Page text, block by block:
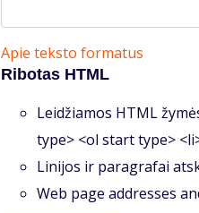
Apie teksto formatus
Ribotas HTML
Leidžiamos HTML
type> <ol start type>
Linijos ir paragrafai
Web page addresses